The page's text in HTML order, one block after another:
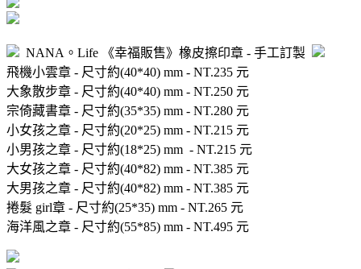
NANA。Life 《幸福販售》橡皮擦印章 - 手工訂製
飛機小雲章 - 尺寸約(40*40) mm - NT.235 元
大象散步章 - 尺寸約(40*40) mm - NT.250 元
宗倚藏書章 - 尺寸約(35*35) mm - NT.280 元
小女孩之章 - 尺寸約(20*25) mm - NT.215 元
小男孩之章 - 尺寸約(18*25) mm - NT.215 元
大女孩之章 - 尺寸約(40*82) mm - NT.385 元
大男孩之章 - 尺寸約(40*82) mm - NT.385 元
捲髮 girl章 - 尺寸約(25*35) mm - NT.265 元
海洋風之章 - 尺寸約(55*85) mm - NT.495 元